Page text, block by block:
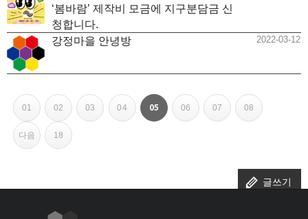
‘봄바람’ 제작비 모금에 지구분담금 신
청합니다.
강정마을 안녕방 2022-03-12
페
이
지
01
페이지
02
페이지
03
페이지
04
페이지
열린
05
페이지
06
페이지
07
페이지
08
페이지
다음
페이지
18
페이지
글쓰기